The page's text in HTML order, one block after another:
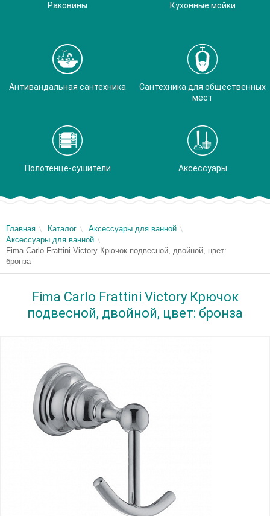
Раковины Кухонные мойки
Антивандальная сантехника
Сантехника для общественных
мест
Полотенце-сушители Аксессуары
Главная Каталог
Аксессуары для ванной
Аксессуары для ванной
Fima Carlo Frattini Victory Крючок подвесной, двойной, цвет:
бронза
Fima Carlo Frattini Victory Крючок
подвесной, двойной, цвет: бронза